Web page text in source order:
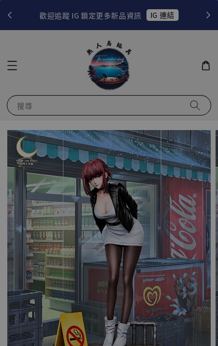
歡迎追蹤 IG 鎖定更多新品資訊 IG 連結
搜尋